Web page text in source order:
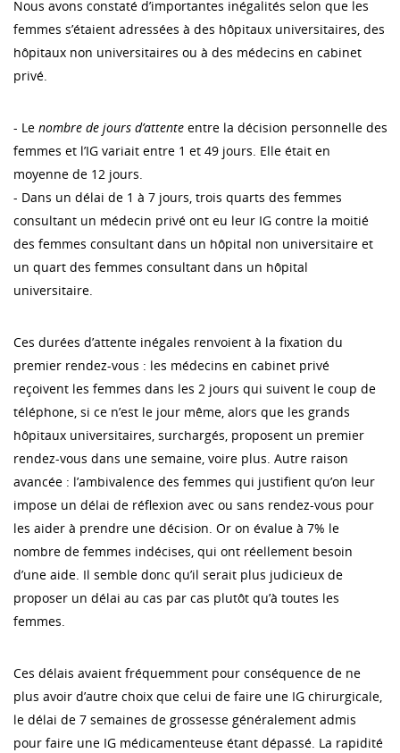
Nous avons constaté d’importantes inégalités selon que les
femmes s’étaient adressées à des hôpitaux universitaires, des
hôpitaux non universitaires ou à des médecins en cabinet
privé.
- Le nombre de jours d’attente entre la décision personnelle des
femmes et l’IG variait entre 1 et 49 jours. Elle était en
moyenne de 12 jours.
- Dans un délai de 1 à 7 jours, trois quarts des femmes
consultant un médecin privé ont eu leur IG contre la moitié
des femmes consultant dans un hôpital non universitaire et
un quart des femmes consultant dans un hôpital
universitaire.
Ces durées d’attente inégales renvoient à la fixation du
premier rendez-vous : les médecins en cabinet privé
reçoivent les femmes dans les 2 jours qui suivent le coup de
téléphone, si ce n’est le jour même, alors que les grands
hôpitaux universitaires, surchargés, proposent un premier
rendez-vous dans une semaine, voire plus. Autre raison
avancée : l’ambivalence des femmes qui justifient qu’on leur
impose un délai de réflexion avec ou sans rendez-vous pour
les aider à prendre une décision. Or on évalue à 7% le
nombre de femmes indécises, qui ont réellement besoin
d’une aide. Il semble donc qu’il serait plus judicieux de
proposer un délai au cas par cas plutôt qu’à toutes les
femmes.
Ces délais avaient fréquemment pour conséquence de ne
plus avoir d’autre choix que celui de faire une IG chirurgicale,
le délai de 7 semaines de grossesse généralement admis
pour faire une IG médicamenteuse étant dépassé. La rapidité